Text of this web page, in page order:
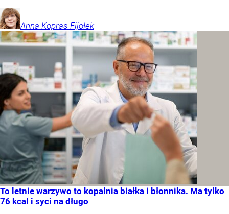
Anna Kopras-Fijołek
To letnie warzywo to kopalnia białka i błonnika. Ma tylko
76 kcal i syci na długo